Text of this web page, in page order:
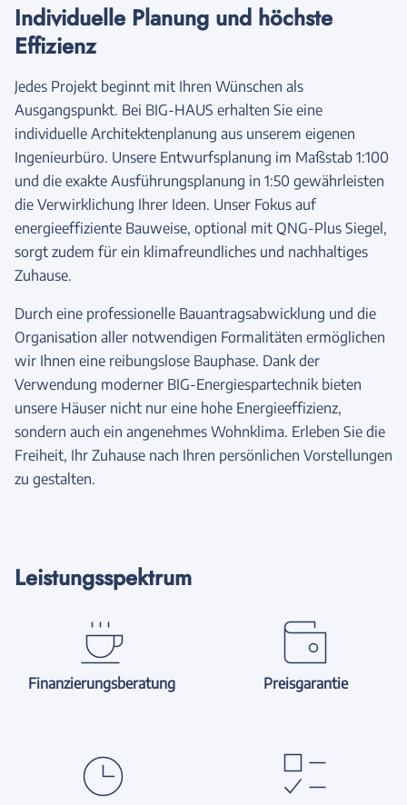
Individuelle Planung und höchste
Effizienz
Jedes Projekt beginnt mit Ihren Wünschen als
Ausgangspunkt. Bei BIG-HAUS erhalten Sie eine
individuelle Architektenplanung aus unserem eigenen
Ingenieurbüro. Unsere Entwurfsplanung im Maßstab 1:100
und die exakte Ausführungsplanung in 1:50 gewährleisten
die Verwirklichung Ihrer Ideen. Unser Fokus auf
energieeffiziente Bauweise, optional mit QNG-Plus Siegel,
sorgt zudem für ein klimafreundliches und nachhaltiges
Zuhause.
Durch eine professionelle Bauantragsabwicklung und die
Organisation aller notwendigen Formalitäten ermöglichen
wir Ihnen eine reibungslose Bauphase. Dank der
Verwendung moderner BIG-Energiespartechnik bieten
unsere Häuser nicht nur eine hohe Energieeffizienz,
sondern auch ein angenehmes Wohnklima. Erleben Sie die
Freiheit, Ihr Zuhause nach Ihren persönlichen Vorstellungen
zu gestalten.
Leistungsspektrum
Finanzierungsberatung Preisgarantie